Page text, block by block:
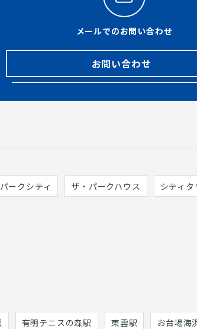
メールでのお問い合わせ
お問い合わせ
パークシティ ザ・パークハウス シティタ
有明テニスの森駅 東雲駅 お台場海